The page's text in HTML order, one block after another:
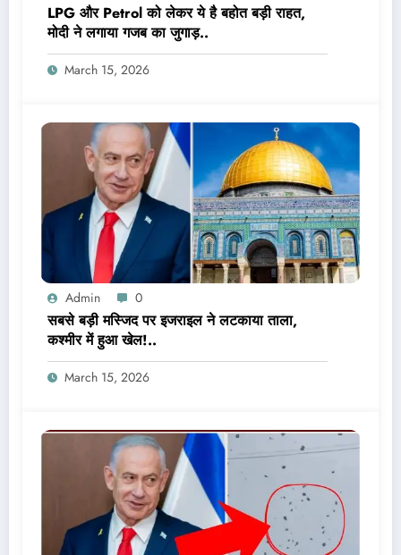
LPG और Petrol को लेकर ये है बहोत बड़ी राहत,
मोदी ने लगाया गजब का जुगाड़..
March 15, 2026
Admin 0
सबसे बड़ी मस्जिद पर इजराइल ने लटकाया ताला,
कश्मीर में हुआ खेल!..
March 15, 2026